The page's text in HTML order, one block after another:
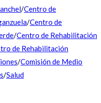
/Centro de
/Centro de
/Centro de Rehabilitación
de Rehabilitación
/Comisión de Medio
/Salud